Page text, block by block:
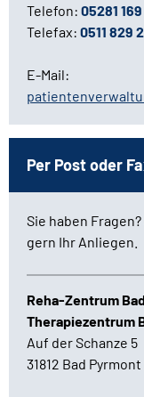
Telefon: 05281
Telefax: 0511 829
E-Mail:
Per Post oder
Sie haben
gern Ihr Anliegen.
Reha-Zentrum
Therapiezentrum
Auf der Schanze 5
31812 Bad Pyrmont